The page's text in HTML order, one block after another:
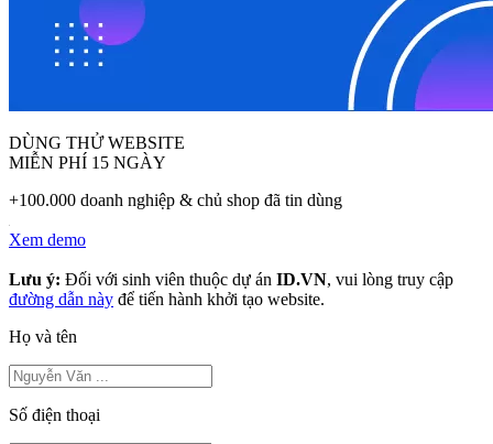
DÙNG THỬ WEBSITE
MIỄN PHÍ 15 NGÀY
+100.000 doanh nghiệp & chủ shop đã tin dùng
Xem demo
Lưu ý: Đối với sinh viên thuộc dự án ID.VN, vui lòng truy cập
đường dẫn này để tiến hành khởi tạo website.
Họ và tên
Số điện thoại